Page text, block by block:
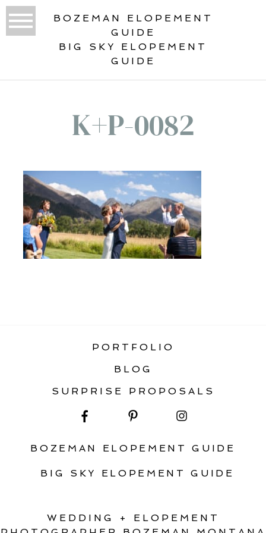
BOZEMAN ELOPEMENT
GUIDE
BIG SKY ELOPEMENT
GUIDE
K+P-0082
PORTFOLIO
BLOG
SURPRISE PROPOSALS
BOZEMAN ELOPEMENT GUIDE
BIG SKY ELOPEMENT GUIDE
WEDDING + ELOPEMENT